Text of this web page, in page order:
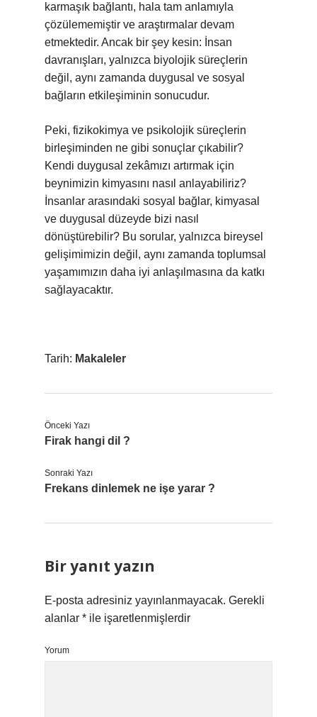
karmaşık bağlantı, hala tam anlamıyla
çözülememiştir ve araştırmalar devam
etmektedir. Ancak bir şey kesin: İnsan
davranışları, yalnızca biyolojik süreçlerin
değil, aynı zamanda duygusal ve sosyal
bağların etkileşiminin sonucudur.
Peki, fizikokimya ve psikolojik süreçlerin
birleşiminden ne gibi sonuçlar çıkabilir?
Kendi duygusal zekâmızı artırmak için
beynimizin kimyasını nasıl anlayabiliriz?
İnsanlar arasındaki sosyal bağlar, kimyasal
ve duygusal düzeyde bizi nasıl
dönüştürebilir? Bu sorular, yalnızca bireysel
gelişimimizin değil, aynı zamanda toplumsal
yaşamımızın daha iyi anlaşılmasına da katkı
sağlayacaktır.
Tarih: Makaleler
Önceki Yazı
Firak hangi dil ?
Sonraki Yazı
Frekans dinlemek ne işe yarar ?
Bir yanıt yazın
E-posta adresiniz yayınlanmayacak. Gerekli
alanlar * ile işaretlenmişlerdir
Yorum